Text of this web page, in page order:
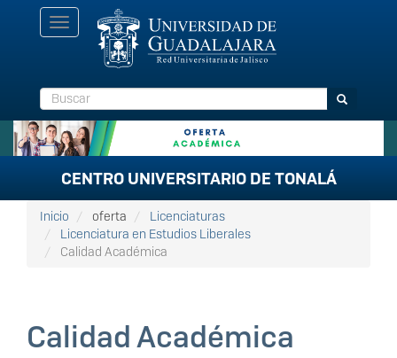
Toggle
navigation
Buscar Buscar
CENTRO UNIVERSITARIO DE TONALÁ
Inicio oferta
Licenciaturas
Licenciatura en Estudios Liberales
Calidad Académica
Calidad Académica